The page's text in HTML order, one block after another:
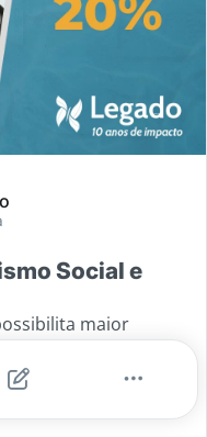
Social e
maior
de estudos; Até 31
desconto Com 10